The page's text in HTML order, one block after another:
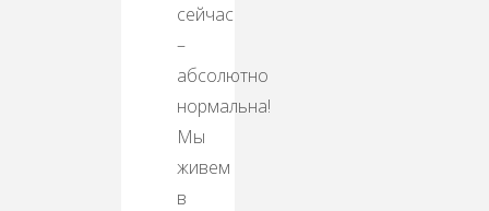
сейчас
–
абсолютно
нормальна!
Мы
живем
в